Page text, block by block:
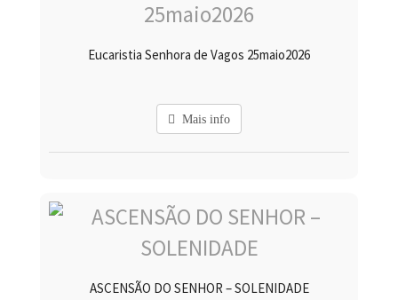
Eucaristia Senhora de Vagos 25maio2026
Mais info
ASCENSÃO DO SENHOR – SOLENIDADE